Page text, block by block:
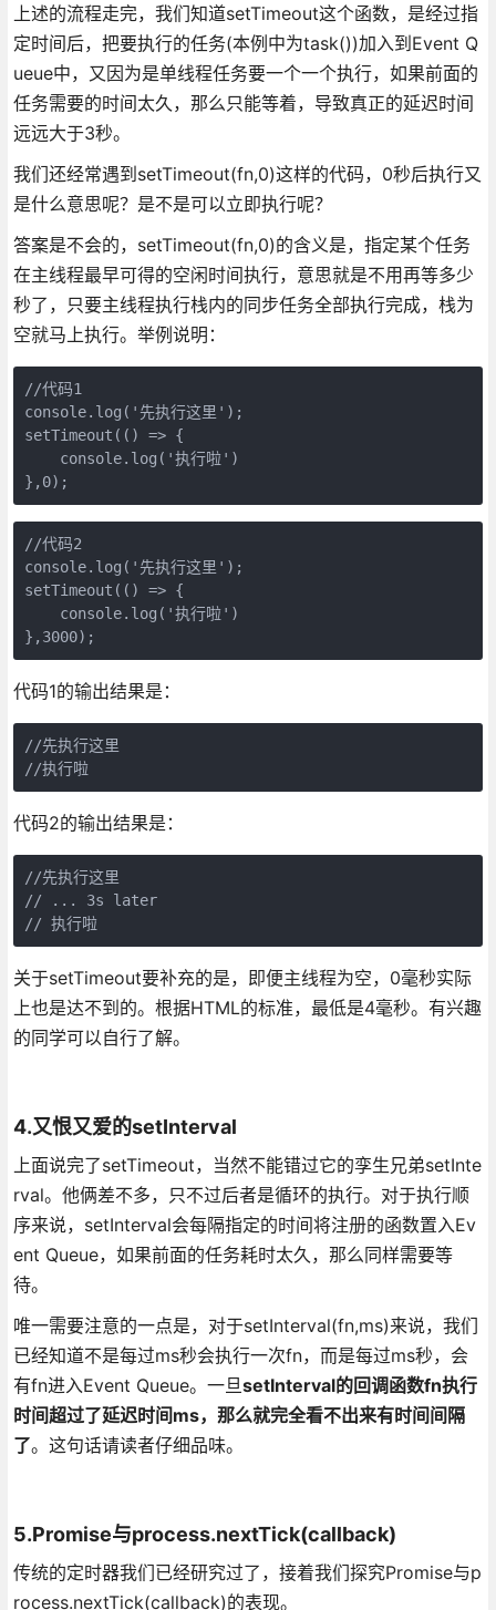
上述的流程走完，我们知道setTimeout这个函数，是经过指
定时间后，把要执行的任务(本例中为task())加入到Event Q
ueue中，又因为是单线程任务要一个一个执行，如果前面的
任务需要的时间太久，那么只能等着，导致真正的延迟时间
远远大于3秒。
我们还经常遇到setTimeout(fn,0)这样的代码，0秒后执行又
是什么意思呢？是不是可以立即执行呢？
答案是不会的，setTimeout(fn,0)的含义是，指定某个任务
在主线程最早可得的空闲时间执行，意思就是不用再等多少
秒了，只要主线程执行栈内的同步任务全部执行完成，栈为
空就马上执行。举例说明：
//代码1
console.log('先执行这里');
setTimeout(() => {
    console.log('执行啦')
},0);
//代码2
console.log('先执行这里');
setTimeout(() => {
    console.log('执行啦')
},3000);
代码1的输出结果是：
//先执行这里
//执行啦
代码2的输出结果是：
//先执行这里
// ... 3s later
// 执行啦
关于setTimeout要补充的是，即便主线程为空，0毫秒实际
上也是达不到的。根据HTML的标准，最低是4毫秒。有兴趣
的同学可以自行了解。
4.又恨又爱的setInterval
上面说完了setTimeout，当然不能错过它的孪生兄弟setInte
rval。他俩差不多，只不过后者是循环的执行。对于执行顺
序来说，setInterval会每隔指定的时间将注册的函数置入Ev
ent Queue，如果前面的任务耗时太久，那么同样需要等
待。
唯一需要注意的一点是，对于setInterval(fn,ms)来说，我们
已经知道不是每过ms秒会执行一次fn，而是每过ms秒，会
有fn进入Event Queue。一旦setInterval的回调函数fn执行
时间超过了延迟时间ms，那么就完全看不出来有时间间隔
了。这句话请读者仔细品味。
5.Promise与process.nextTick(callback)
传统的定时器我们已经研究过了，接着我们探究Promise与p
rocess.nextTick(callback)的表现。